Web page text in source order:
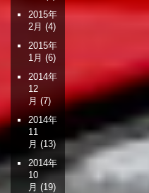
2015年
2月 (4)
2015年
1月 (6)
2014年
12
月 (7)
2014年
11
月 (13)
2014年
10
月 (19)